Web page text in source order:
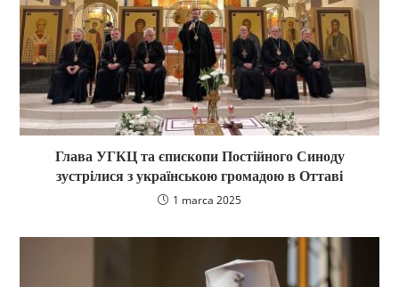
Глава УГКЦ та єпископи Постійного Синоду
зустрілися з українською громадою в Оттаві
1 marca 2025